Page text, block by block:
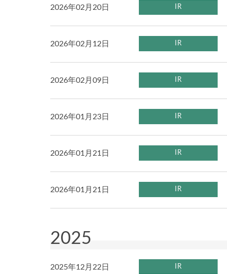
2026年02月20日 IR
2026年02月12日 IR
2026年02月09日 IR
2026年01月23日 IR
2026年01月21日 IR
2026年01月21日 IR
2025
2025年12月22日 IR